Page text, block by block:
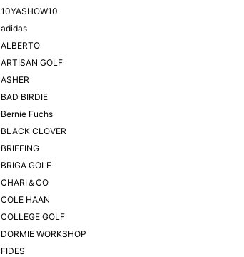
10YASHOW10
adidas
ALBERTO
ARTISAN GOLF
ASHER
BAD BIRDIE
Bernie Fuchs
BLACK CLOVER
BRIEFING
BRIGA GOLF
CHARI＆CO
COLE HAAN
COLLEGE GOLF
DORMIE WORKSHOP
FIDES